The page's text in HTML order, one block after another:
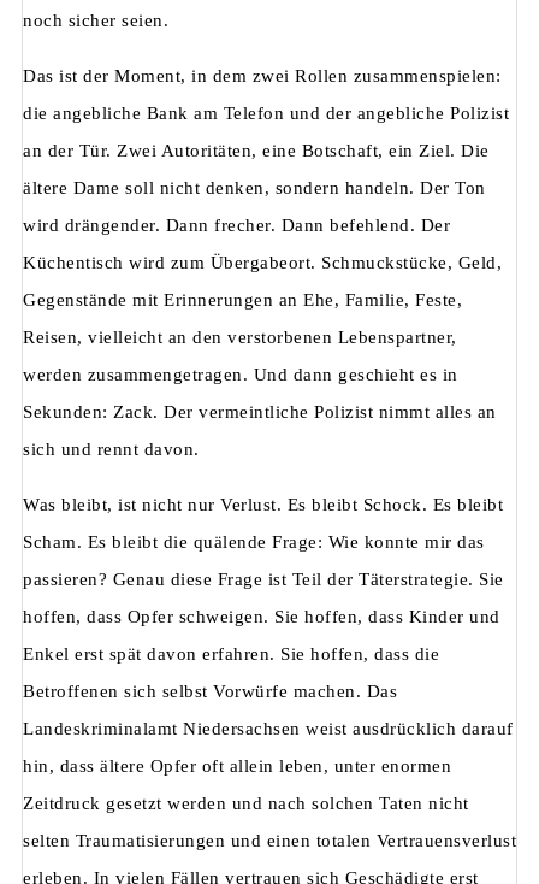
noch sicher seien.
Das ist der Moment, in dem zwei Rollen zusammenspielen:
die angebliche Bank am Telefon und der angebliche Polizist
an der Tür. Zwei Autoritäten, eine Botschaft, ein Ziel. Die
ältere Dame soll nicht denken, sondern handeln. Der Ton
wird drängender. Dann frecher. Dann befehlend. Der
Küchentisch wird zum Übergabeort. Schmuckstücke, Geld,
Gegenstände mit Erinnerungen an Ehe, Familie, Feste,
Reisen, vielleicht an den verstorbenen Lebenspartner,
werden zusammengetragen. Und dann geschieht es in
Sekunden: Zack. Der vermeintliche Polizist nimmt alles an
sich und rennt davon.
Was bleibt, ist nicht nur Verlust. Es bleibt Schock. Es bleibt
Scham. Es bleibt die quälende Frage: Wie konnte mir das
passieren? Genau diese Frage ist Teil der Täterstrategie. Sie
hoffen, dass Opfer schweigen. Sie hoffen, dass Kinder und
Enkel erst spät davon erfahren. Sie hoffen, dass die
Betroffenen sich selbst Vorwürfe machen. Das
Landeskriminalamt Niedersachsen weist ausdrücklich darauf
hin, dass ältere Opfer oft allein leben, unter enormen
Zeitdruck gesetzt werden und nach solchen Taten nicht
selten Traumatisierungen und einen totalen Vertrauensverlust
erleben. In vielen Fällen vertrauen sich Geschädigte erst